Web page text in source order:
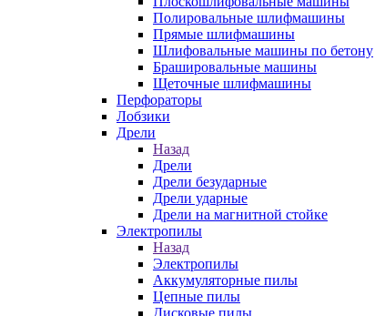
Полировальные шлифмашины
Прямые шлифмашины
Шлифовальные машины по бетону
Брашировальные машины
Щеточные шлифмашины
Перфораторы
Лобзики
Дрели
Назад
Дрели
Дрели безударные
Дрели ударные
Дрели на магнитной стойке
Электропилы
Назад
Электропилы
Аккумуляторные пилы
Цепные пилы
Дисковые пилы